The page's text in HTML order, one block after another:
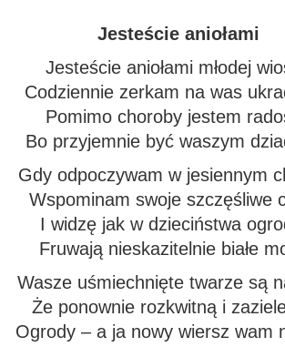
Jesteście aniołami
Jesteście aniołami młodej
Codziennie zerkam na was
Pomimo choroby jestem
Bo przyjemnie być waszym
Gdy odpoczywam w jesiennym
Wspominam swoje szczęśliwe
I widzę jak w dzieciństwa
Fruwają nieskazitelnie białe
Wasze uśmiechnięte twarze są
Że ponownie rozkwitną i
Ogrody – a ja nowy wiersz wam